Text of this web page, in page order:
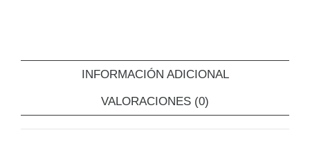
INFORMACIÓN ADICIONAL
VALORACIONES (0)